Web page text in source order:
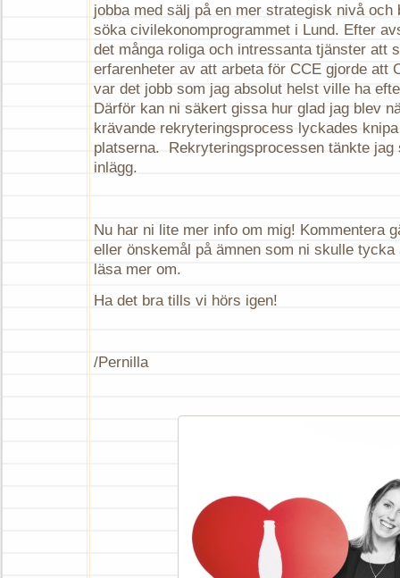
jobba med sälj på en mer strategisk nivå och
söka civilekonomprogrammet i Lund. Efter
det många roliga och intressanta tjänster att
erfarenheter av att arbeta för CCE gjorde att
var det jobb som jag absolut helst ville ha
Därför kan ni säkert gissa hur glad jag blev
krävande rekryteringsprocess lyckades
platserna. Rekryteringsprocessen tänkte jag
inlägg.
Nu har ni lite mer info om mig! Kommentera
eller önskemål på ämnen som ni skulle
läsa mer om.
Ha det bra tills vi hörs igen!
/Pernilla